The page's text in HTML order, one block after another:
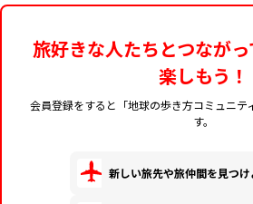
旅好きな人たちとつなが
楽しもう！
会員登録をすると「地球の歩き方コミュニテ
す。
新しい旅先や旅仲間を見つけ